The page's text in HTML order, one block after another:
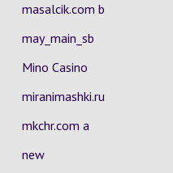
masalcik.com b
may_main_sb
Mino Casino
miranimashki.ru
mkchr.com a
new